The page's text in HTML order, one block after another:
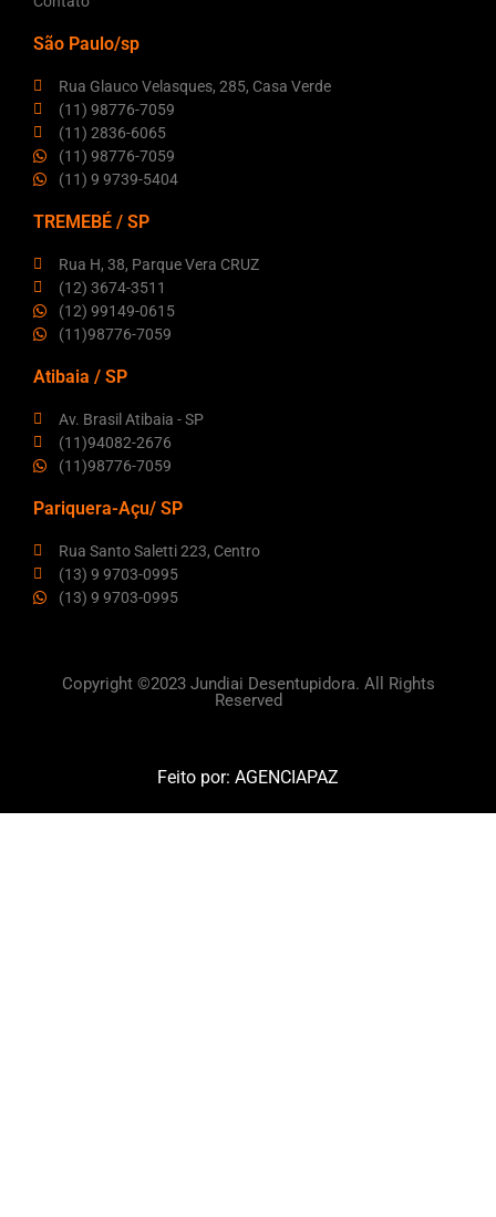
São Paulo/sp
Rua Glauco Velasques, 285, Casa Verde
(11) 98776-7059
(11) 2836-6065
(11) 98776-7059
(11) 9 9739-5404
TREMEBÉ / SP
Rua H, 38, Parque Vera CRUZ
(12) 3674-3511
(12) 99149-0615
(11)98776-7059
Atibaia / SP
Av. Brasil Atibaia - SP
(11)94082-2676
(11)98776-7059
Pariquera-Açu/ SP
Rua Santo Saletti 223, Centro
(13) 9 9703-0995
(13) 9 9703-0995
Copyright ©2023 Jundiai Desentupidora. All Rights
Reserved
Feito por: AGENCIAPAZ